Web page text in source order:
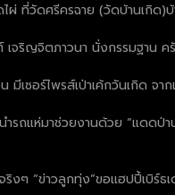
ไผ่ ที่วัดศรีครฉาย (วัดบ้านเ
เจริญจิตภาวนา นั่งกรรมฐาน
เซอร์ไพรส์เป่าเค้กวันเกิด
รถแห่มาช่วยงานด้วย “แดด
งๆ “ข่าวลูกทุ่ง”ขอแฮปปี้เบิร์ธ